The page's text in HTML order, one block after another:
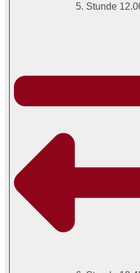
5. Stunde